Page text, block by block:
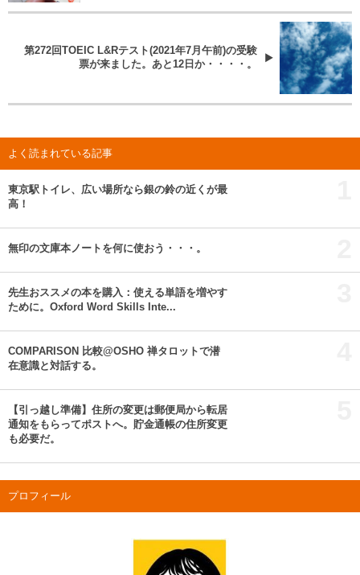
第272回TOEIC L&Rテスト(2021年7月午前)の受験
票が来ました。あと12日か・・・・。
よく読まれている記事
東京駅トイレ、広い場所なら銀の鈴の近くが最
高！
無印の文庫本ノートを何に使おう・・・。
先生おススメの本を購入：使える単語を増やす
ために。Oxford Word Skills Inte...
COMPARISON 比較@OSHO 禅タロットで潜
在意識と対話する。
【引っ越し準備】住所の変更は郵便局から転居
通知をもらってポストへ。貯金通帳の住所変更
も必要だ。
プロフィール